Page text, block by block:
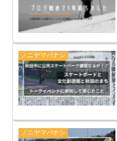
ノニヤマバナシ
ノニヤマバナシ